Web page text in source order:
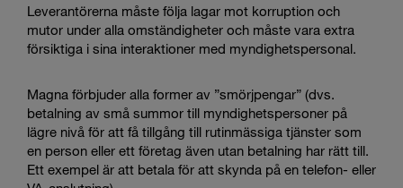
Leverantörerna måste följa lagar mot korruption och
mutor under alla omständigheter och måste vara extra
försiktiga i sina interaktioner med myndighetspersonal.
Magna förbjuder alla former av ”smörjpengar” (dvs.
betalning av små summor till myndighetspersoner på
lägre nivå för att få tillgång till rutinmässiga tjänster som
en person eller ett företag även utan betalning har rätt till.
Ett exempel är att betala för att skynda på en telefon- eller